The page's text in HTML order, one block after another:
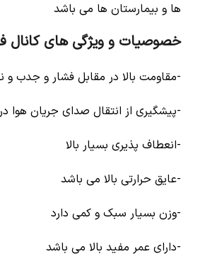
ها و بیمارستان ها می باشد
خصوصیات و ویژگی های کانال
-مقاومت بالا در مقابل فشار و جدب و
-پیشگیری از انتقال صدای جریان هوا
-انعطاف پذیری بسیار بالا
-عایق حرارتی بالا می باشد
-وزن بسیار سبک و کمی دارد
-دارای عمر مفید بالا می باشد